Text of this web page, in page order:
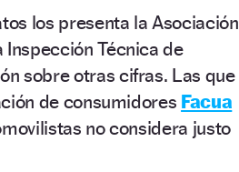
los presenta la Asociación
Técnica de
sobre otras cifras. Las que
de consumidores Facua
no considera justo